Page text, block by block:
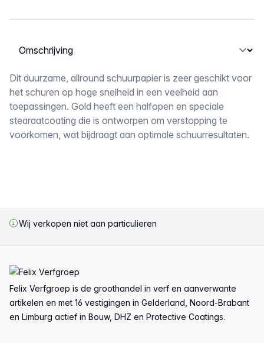
Selecteer een tabblad
Omschrijving
Dit duurzame, allround schuurpapier is zeer geschikt voor
het schuren op hoge snelheid in een veelheid aan
toepassingen. Gold heeft een halfopen en speciale
stearaatcoating die is ontworpen om verstopping te
voorkomen, wat bijdraagt aan optimale schuurresultaten.
Wij verkopen niet aan particulieren
Felix Verfgroep is de groothandel in verf en aanverwante
artikelen en met 16 vestigingen in Gelderland, Noord-Brabant
en Limburg actief in Bouw, DHZ en Protective Coatings.